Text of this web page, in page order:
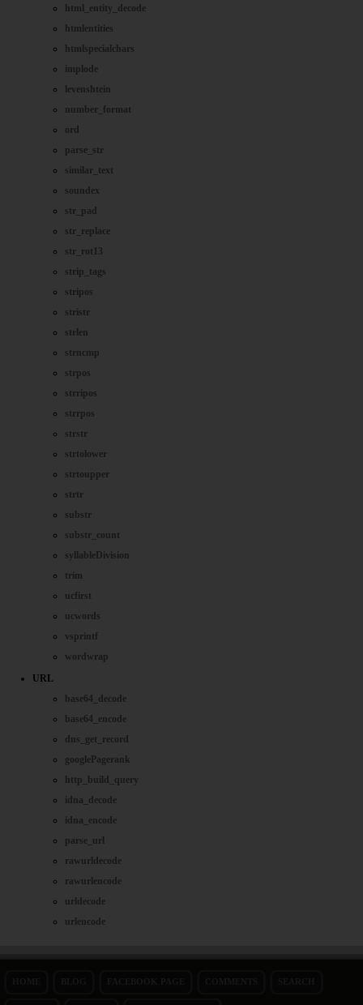
html_entity_decode
htmlentities
htmlspecialchars
implode
levenshtein
number_format
ord
parse_str
similar_text
soundex
str_pad
str_replace
str_rot13
strip_tags
stripos
stristr
strlen
strncmp
strpos
strripos
strrpos
strstr
strtolower
strtoupper
strtr
substr
substr_count
syllableDivision
trim
ucfirst
ucwords
vsprintf
wordwrap
URL
base64_decode
base64_encode
dns_get_record
googlePagerank
http_build_query
idna_decode
idna_encode
parse_url
rawurldecode
rawurlencode
urldecode
urlencode